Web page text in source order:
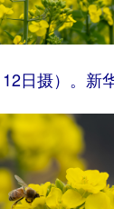
日摄）。新